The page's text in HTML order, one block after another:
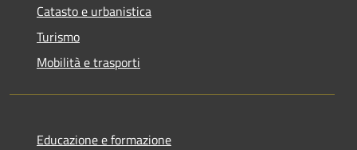
Catasto e urbanistica
Turismo
Mobilità e trasporti
Educazione e formazione